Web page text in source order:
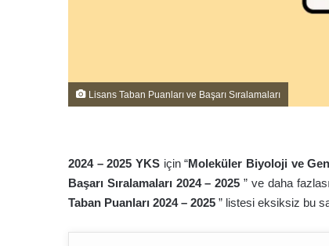
Lisans Taban Puanları ve Başarı Sıralamaları
2024 – 2025 YKS için “Moleküler Biyoloji ve
Başarı Sıralamaları 2024 – 2025 ” ve daha
Taban Puanları 2024 – 2025 ” listesi eksiksiz bu